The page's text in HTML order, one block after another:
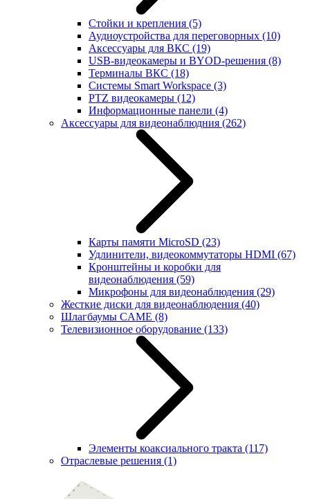
Стойки и крепления (5)
Аудиоустройства для переговорных (10)
Аксессуары для ВКС (19)
USB-видеокамеры и BYOD-решения (8)
Терминалы ВКС (18)
Системы Smart Workspace (3)
PTZ видеокамеры (12)
Информационные панели (4)
Аксессуары для видеонаблюдния (262)
Карты памяти MicroSD (23)
Удлинители, видеокоммутаторы HDMI (67)
Кронштейны и коробки для
видеонаблюдения (59)
Микрофоны для видеонаблюдения (29)
Жесткие диски для видеонаблюдения (40)
Шлагбаумы CAME (8)
Телевизионное оборудование (133)
Элементы коаксиального тракта (117)
Отраслевые решения (1)